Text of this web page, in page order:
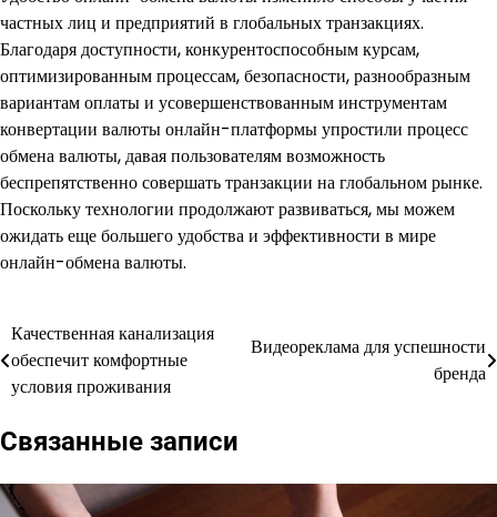
частных лиц и предприятий в глобальных транзакциях.
Благодаря доступности, конкурентоспособным курсам,
оптимизированным процессам, безопасности, разнообразным
вариантам оплаты и усовершенствованным инструментам
конвертации валюты онлайн-платформы упростили процесс
обмена валюты, давая пользователям возможность
беспрепятственно совершать транзакции на глобальном рынке.
Поскольку технологии продолжают развиваться, мы можем
ожидать еще большего удобства и эффективности в мире
онлайн-обмена валюты.
Навигация
по
Качественная канализация
обеспечит комфортные
условия проживания
Видеореклама для успешности
бренда
Связанные записи